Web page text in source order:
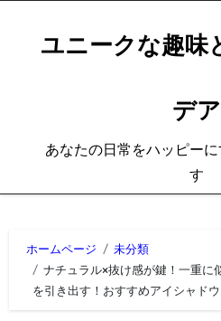
ユニークな趣味
デア
あなたの日常をハッピー
す
ホームページ
未分類
ナチュラル×抜け感が鍵！一重に
を引き出す！おすすめアイシャド